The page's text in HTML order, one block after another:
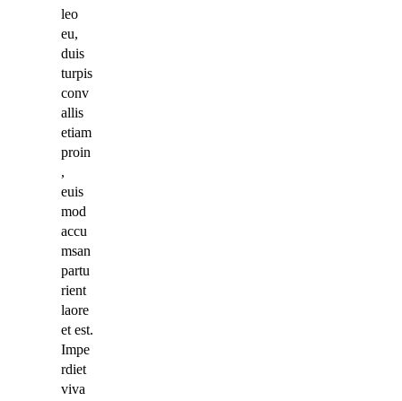
leo
eu,
duis
turpis
conv
allis
etiam
proin
,
euis
mod
accu
msan
partu
rient
laore
et est.
Impe
rdiet
viva